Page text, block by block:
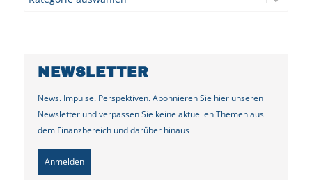
NEWSLETTER
News. Impulse. Perspektiven. Abonnieren Sie hier unseren
Newsletter und verpassen Sie keine aktuellen Themen aus
dem Finanzbereich und darüber hinaus
Anmelden